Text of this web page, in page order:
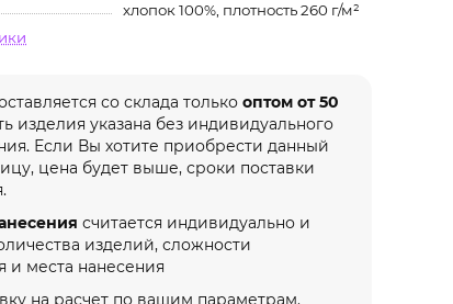
хлопок 100%, плотность 260 г/м²
со склада толькооптом от 50
изделия указана без индивидуального
Если Вы хотите приобрести данный
цена будет выше, сроки поставки
считается индивидуально и
изделий, сложности
и места нанесения
на расчет по вашим параметрам.